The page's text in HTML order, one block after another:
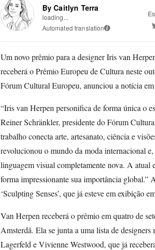
By Caitlyn Terra
loading...
Automated translation i
Um novo prêmio para a designer Iris van
receberá o Prêmio Europeu de Cultura neste
Fórum Cultural Europeu, anunciou a notícia
“Iris van Herpen personifica de forma única o
Reiner Schränkler, presidente do Fórum
trabalho conecta arte, artesanato, ciência e
revolucionou o mundo da moda internacional
linguagem visual completamente nova. A atual
forma impressionante sua importância global.”
‘Sculpting Senses’, que já esteve em exibição
Van Herpen receberá o prêmio em quatro de
Amsterdã. Ela se junta a uma lista de
Lagerfeld e Vivienne Westwood, que já